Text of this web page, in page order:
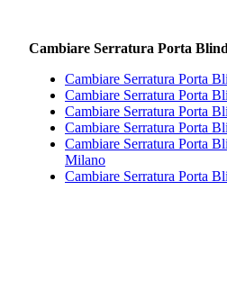
Cambiare Serratura Porta
Cambiare Serratura Porta
Cambiare Serratura Porta
Cambiare Serratura Porta
Cambiare Serratura Porta
Cambiare Serratura Porta
Milano
Cambiare Serratura Porta